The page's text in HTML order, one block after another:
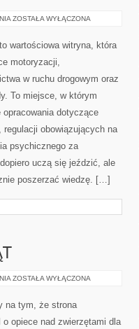
JAZDA
WARUNKACH
ZOSTAŁA WYŁĄCZONA
wartościowa witryna, która
motoryzacji,
w ruchu drogowym oraz
To miejsce, w którym
dotyczące
obowiązujących na
psychicznego za
uczą się jeździć, ale
poszerzać wiedzę. […]
PIERWSZA
ZWIERZĄT
ZOSTAŁA WYŁĄCZONA
na tym, że strona
opiece nad zwierzętami dla